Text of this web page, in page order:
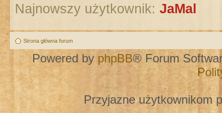
Najnowszy użytkownik: JaMal
Strona główna forum
Powered by phpBB® Forum
Przyjazne użytkownikom